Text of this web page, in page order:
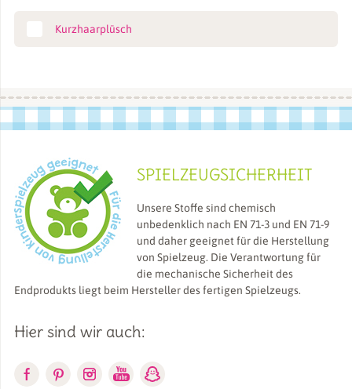
Kurzhaarplüsch
SPIELZEUGSICHERHEIT
Unsere Stoffe sind chemisch
unbedenklich nach EN 71-3 und EN 71-9
und daher geeignet für die Herstellung
von Spielzeug. Die Verantwortung für
die mechanische Sicherheit des
Endprodukts liegt beim Hersteller des fertigen Spielzeugs.
Hier sind wir auch: